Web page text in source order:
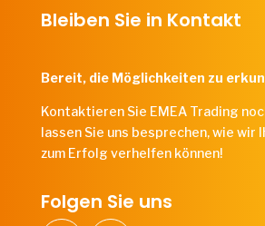
Bleiben Sie in Kontakt
Bereit, die Möglichkeiten zu
Kontaktieren Sie EMEA Trading
lassen Sie uns besprechen, wie wir
zum Erfolg verhelfen können!
Folgen Sie uns